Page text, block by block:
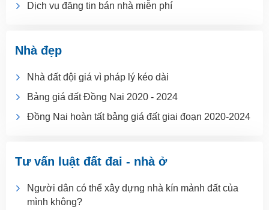
Dịch vụ đăng tin bán nhà miễn phí
Nhà đẹp
Nhà đất đội giá vì pháp lý kéo dài
Bảng giá đất Đồng Nai 2020 - 2024
Đồng Nai hoàn tất bảng giá đất giai đoạn 2020-2024
Tư vấn luật đất đai - nhà ở
Người dân có thể xây dựng nhà kín mảnh đất của
mình không?